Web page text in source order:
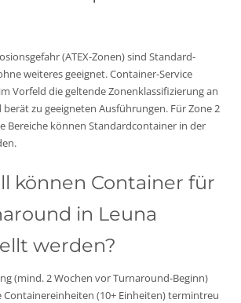
(ATEX-Zonen) sind Standard-
weiteres geeignet. Container-Service
Vorfeld die geltende Zonenklassifizierung an
zu geeigneten Ausführungen. Für Zone 2
Bereiche können Standardcontainer in der
können Container für
in Leuna
werden?
(mind. 2 Wochen vor Turnaround-Beginn)
(10+ Einheiten) termintreu